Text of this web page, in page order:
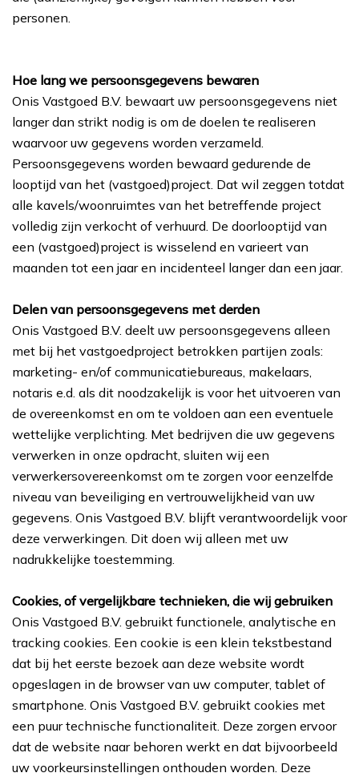
personen.
Hoe lang we persoonsgegevens bewaren
Onis Vastgoed B.V. bewaart uw persoonsgegevens niet
langer dan strikt nodig is om de doelen te realiseren
waarvoor uw gegevens worden verzameld.
Persoonsgegevens worden bewaard gedurende de
looptijd van het (vastgoed)project. Dat wil zeggen totdat
alle kavels/woonruimtes van het betreffende project
volledig zijn verkocht of verhuurd. De doorlooptijd van
een (vastgoed)project is wisselend en varieert van
maanden tot een jaar en incidenteel langer dan een jaar.
Delen van persoonsgegevens met derden
Onis Vastgoed B.V. deelt uw persoonsgegevens alleen
met bij het vastgoedproject betrokken partijen zoals:
marketing- en/of communicatiebureaus, makelaars,
notaris e.d. als dit noodzakelijk is voor het uitvoeren van
de overeenkomst en om te voldoen aan een eventuele
wettelijke verplichting. Met bedrijven die uw gegevens
verwerken in onze opdracht, sluiten wij een
verwerkersovereenkomst om te zorgen voor eenzelfde
niveau van beveiliging en vertrouwelijkheid van uw
gegevens. Onis Vastgoed B.V. blijft verantwoordelijk voor
deze verwerkingen. Dit doen wij alleen met uw
nadrukkelijke toestemming.
Cookies, of vergelijkbare technieken, die wij gebruiken
Onis Vastgoed B.V. gebruikt functionele, analytische en
tracking cookies. Een cookie is een klein tekstbestand
dat bij het eerste bezoek aan deze website wordt
opgeslagen in de browser van uw computer, tablet of
smartphone. Onis Vastgoed B.V. gebruikt cookies met
een puur technische functionaliteit. Deze zorgen ervoor
dat de website naar behoren werkt en dat bijvoorbeeld
uw voorkeursinstellingen onthouden worden. Deze